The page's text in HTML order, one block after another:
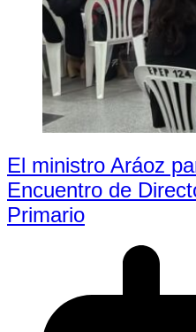
El ministro Aráoz
Encuentro de
Primario